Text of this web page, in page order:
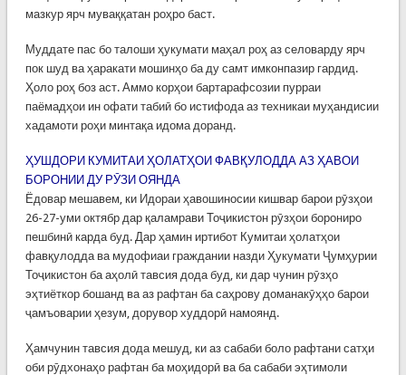
мазкур ярч муваққатан роҳро баст.
Муддате пас бо талоши ҳукумати маҳал роҳ аз селоварду ярч
пок шуд ва ҳаракати мошинҳо ба ду самт имконпазир гардид.
Ҳоло роҳ боз аст. Аммо корҳои бартарафсозии пурраи
паёмадҳои ин офати табиӣ бо истифода аз техникаи муҳандисии
хадамоти роҳи минтақа идома доранд.
ҲУШДОРИ КУМИТАИ ҲОЛАТҲОИ ФАВҚУЛОДДА АЗ ҲАВОИ
БОРОНИИ ДУ РӮЗИ ОЯНДА
Ёдовар мешавем, ки Идораи ҳавошиносии кишвар барои рӯзҳои
26-27-уми октябр дар қаламрави Тоҷикистон рӯзҳои борониро
пешбинӣ карда буд. Дар ҳамин иртибот Кумитаи ҳолатҳои
фавқулодда ва мудофиаи граждании назди Ҳукумати Ҷумҳурии
Тоҷикистон ба аҳолӣ тавсия дода буд, ки дар чунин рӯзҳо
эҳтиёткор бошанд ва аз рафтан ба саҳрову доманакӯҳҳо барои
ҷамъоварии ҳезум, дорувор худдорӣ намоянд.
Ҳамчунин тавсия дода мешуд, ки аз сабаби боло рафтани сатҳи
оби рӯдхонаҳо рафтан ба моҳидорӣ ва ба сабаби эҳтимоли